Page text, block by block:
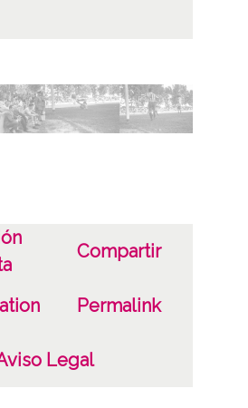
13 (1958) Signatura
35mm, nº 2202
las imágenes
Compartir
Permalink
Legal